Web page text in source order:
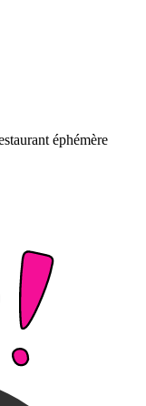
éphémère